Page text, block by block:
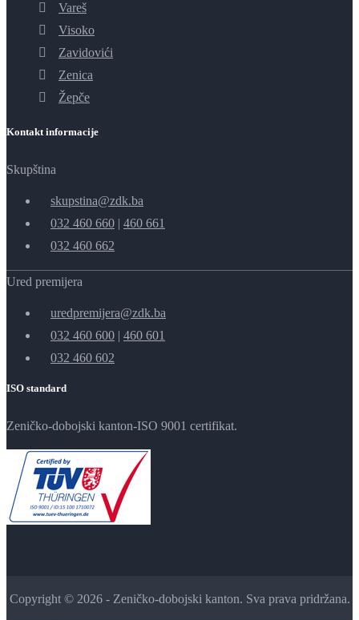
Vareš
Visoko
Zavidovići
Zenica
Žepče
Kontakt informacije
Skupština
skupstina@zdk.ba
032 460 660 | 460 661
032 460 662
Ured premijera
uredpremijera@zdk.ba
032 460 600 | 460 601
032 460 602
ISO standard
Zeničko-dobojski kanton-ISO 9001 certifikat.
Copyright © 2026 - Zeničko-dobojski kanton. Sva prava pridržana.